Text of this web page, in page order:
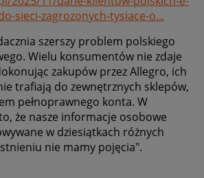
sieci-zagrozonych-tysiace-o...
szerszy problem polskiego
Wielu konsumentów nie zdaje
zakupów przez Allegro, ich
trafiają do zewnętrznych sklepów,
pełnoprawnego konta. W
że nasze informacje osobowe
w dziesiątkach różnych
nie mamy pojęcia".